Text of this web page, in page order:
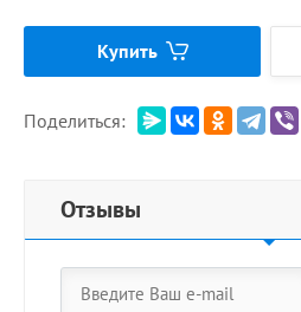
Купить
Поделиться:
Отзывы